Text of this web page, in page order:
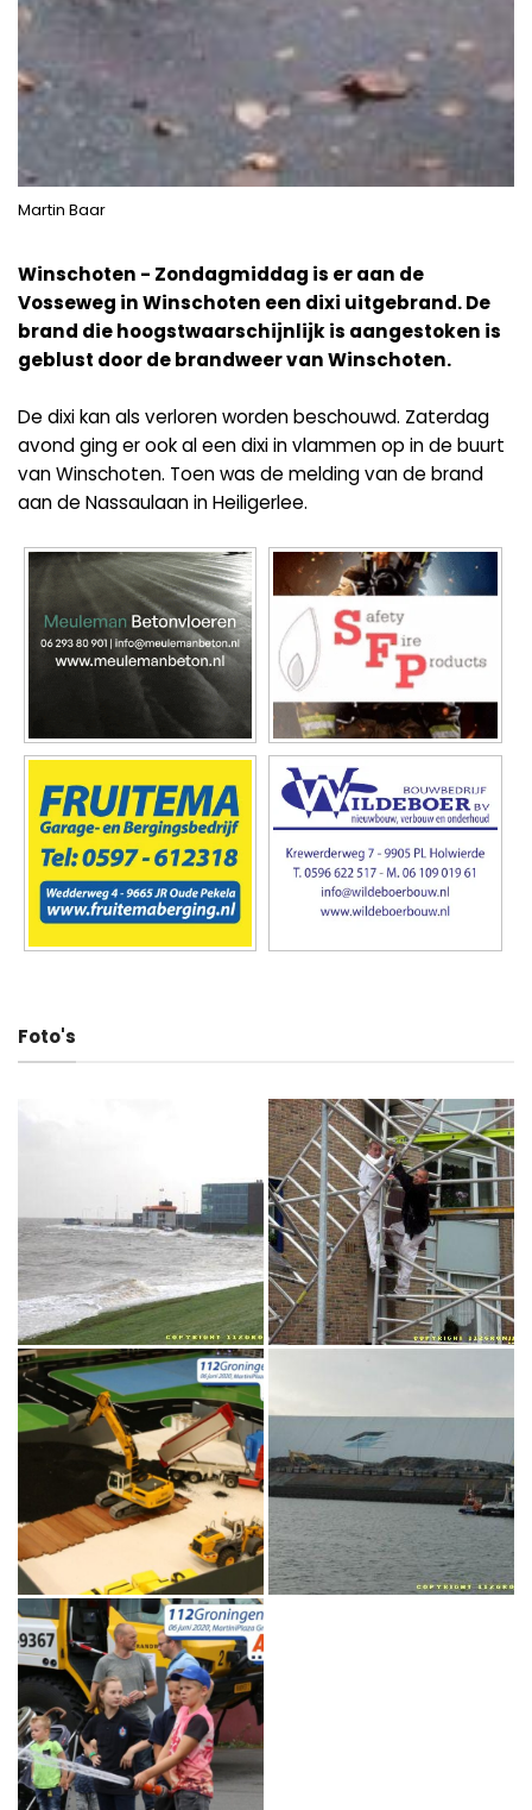
Martin Baar
Winschoten - Zondagmiddag is er aan de
Vosseweg in Winschoten een dixi uitgebrand. De
brand die hoogstwaarschijnlijk is aangestoken is
geblust door de brandweer van Winschoten.
De dixi kan als verloren worden beschouwd. Zaterdag
avond ging er ook al een dixi in vlammen op in de buurt
van Winschoten. Toen was de melding van de brand
aan de Nassaulaan in Heiligerlee.
Foto's